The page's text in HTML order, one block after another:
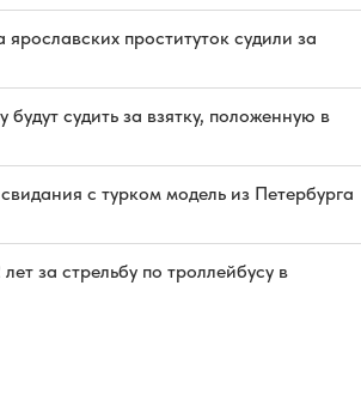
проституток судили за
судить за взятку, положенную в
с турком модель из Петербурга
за стрельбу по троллейбусу в